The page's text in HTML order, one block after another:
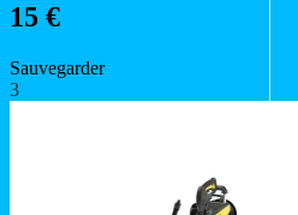
15 €
Sauvegarder
3